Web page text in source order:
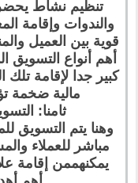
تنظيم نشاط
والندوات وإقامة
قوية بين العميل
أهم أنواع التسويق
كبير جدا لإقامة
مالية ضخمة
ثامنا:
وهنا يتم التسويق
مباشر للعملاء
يمكنهممن إقامة